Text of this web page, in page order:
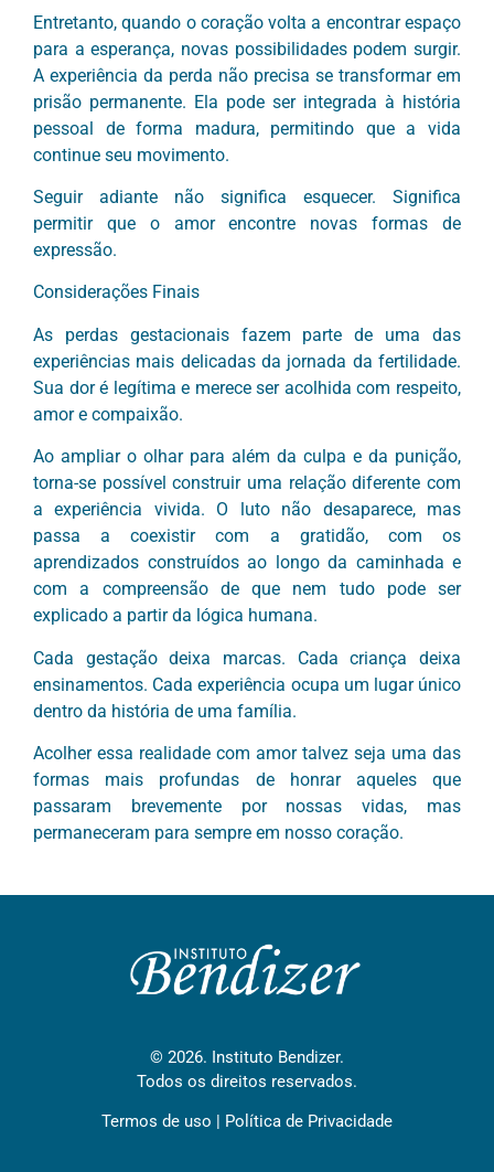
Entretanto, quando o coração volta a encontrar espaço
para a esperança, novas possibilidades podem surgir.
A experiência da perda não precisa se transformar em
prisão permanente. Ela pode ser integrada à história
pessoal de forma madura, permitindo que a vida
continue seu movimento.
Seguir adiante não significa esquecer. Significa
permitir que o amor encontre novas formas de
expressão.
Considerações Finais
As perdas gestacionais fazem parte de uma das
experiências mais delicadas da jornada da fertilidade.
Sua dor é legítima e merece ser acolhida com respeito,
amor e compaixão.
Ao ampliar o olhar para além da culpa e da punição,
torna-se possível construir uma relação diferente com
a experiência vivida. O luto não desaparece, mas
passa a coexistir com a gratidão, com os
aprendizados construídos ao longo da caminhada e
com a compreensão de que nem tudo pode ser
explicado a partir da lógica humana.
Cada gestação deixa marcas. Cada criança deixa
ensinamentos. Cada experiência ocupa um lugar único
dentro da história de uma família.
Acolher essa realidade com amor talvez seja uma das
formas mais profundas de honrar aqueles que
passaram brevemente por nossas vidas, mas
permaneceram para sempre em nosso coração.
© 2026. Instituto Bendizer.
Todos os direitos reservados.
Termos de uso Política de Privacidade